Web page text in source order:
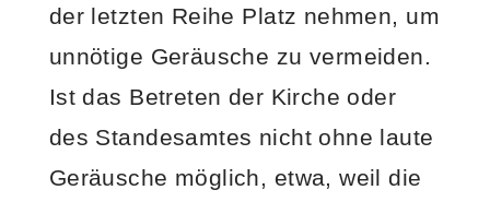
der letzten Reihe Platz nehmen, um
unnötige Geräusche zu vermeiden.
Ist das Betreten der Kirche oder
des Standesamtes nicht ohne laute
Geräusche möglich, etwa, weil die